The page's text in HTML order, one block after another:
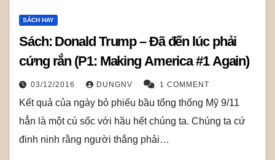
SÁCH HAY
Sách: Donald Trump – Đã đến lúc phải
cứng rắn (P1: Making America #1 Again)
03/12/2016 DUNGNV 1 COMMENT
Kết quả của ngày bỏ phiếu bầu tổng thống Mỹ 9/11
hẳn là một cú sốc với hầu hết chúng ta. Chúng ta cứ
đinh ninh rằng người thắng phải…